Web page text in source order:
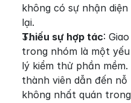
không có sự nhận
lại.
Thiếu sự hợp tác:
trong nhóm là một
lý kiểm thử phần
thành viên dẫn đến
không nhất quán